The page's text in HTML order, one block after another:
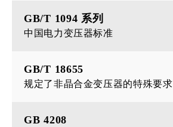
GB/T 1094 系列
中国电力变压器标准
GB/T 18655
规定了非晶合金变压器的特殊要求
GB 4208